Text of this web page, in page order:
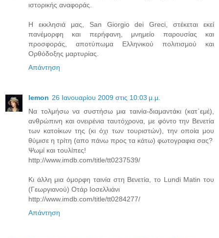
ιστορικής αναφοράς.
Η εκκλησιά μας, San Giorgio dei Greci, στέκεται εκεί
πανέμορφη και περήφανη, μνημείο παρουσίας και
προσφοράς, αποτύπωμα Ελληνικού πολιτισμού και
Ορθόδοξης μαρτυρίας.
Απάντηση
lemon 26 Ιανουαρίου 2009 στις 10:03 μ.μ.
Να τολμήσω να συστήσω μια ταινία-διαμαντάκι (κατ΄εμέ),
ανθρώπινη και ονειρένια ταυτόχρονα, με φόντο την Βενετία
των κατοίκων της (κι όχι των τουριστών), την οποία μου
θύμισε η τρίτη (απο πάνω προς τα κάτω) φωτογραφια σας?
Ψωμί και τουλίπες!
http://www.imdb.com/title/tt0237539/
Κι άλλη μια όμορφη ταινία στη Βενετία, το Lundi Matin του
(Γεωργιανού) Οτάρ Ιοσελλιάνι
http://www.imdb.com/title/tt0284277/
Απάντηση